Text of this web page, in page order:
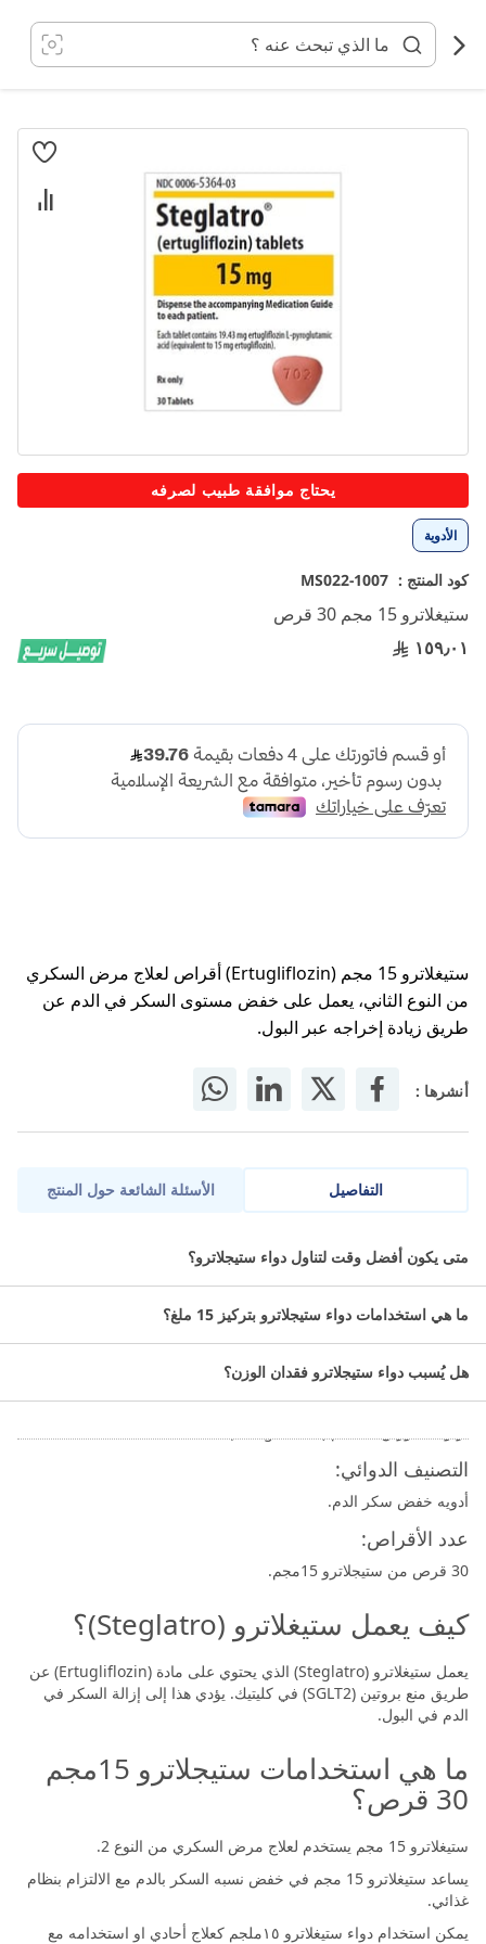
المحتوى
الأدوية
كود المنتج : 1007-MS022
ستيغلاترو 15 مجم 30 قرص
١٥٩٫٠١
ستيغلاترو 15 مجم (Ertugliflozin) أقراص لعلاج مرض السكري
من النوع الثاني، يعمل على خفض مستوى السكر في الدم عن
طريق زيادة إخراجه عبر البول.
أنشرها :
انتقل
تخطي
إلى
بداية
معرض
الصور
يحتاج موافقة طبيب لصرفه
التفاصيل
ستيغلاترو 15 مجم 30 قرص يحتوي هذا الدواء على المادة الفعالة
مواصفات ستيغلاترو 15 مجم 30 قرص:
الاسم العلمي:
التصنيف الدوائي:
أدويه خفض سكر الدم.
عدد الأقراص:
30 قرص من ستيجلاترو 15مجم.
كيف يعمل ستيغلاترو (Steglatro)؟
يعمل ستيغلاترو (Steglatro) الذي يحتوي على مادة (Ertugliflozin) عن
طريق منع بروتين (SGLT2) في كليتيك. يؤدي هذا إلى إزالة السكر في
الدم في البول.
ما هي استخدامات ستيجلاترو 15مجم
30 قرص؟
ستيغلاترو 15 مجم يستخدم لعلاج مرض السكري من النوع 2.
يساعد ستيغلاترو 15 مجم في خفض نسبه السكر بالدم مع الالتزام بنظام
غذائي.
يمكن استخدام دواء ستيغلاترو ١٥ملجم كعلاج أحادي او استخدامه مع
الأسئلة الشائعة حول المنتج
متى يكون أفضل وقت لتناول دواء ستيجلاترو؟
ما هي استخدامات دواء ستيجلاترو بتركيز 15 ملغ؟
هل يُسبب دواء ستيجلاترو فقدان الوزن؟